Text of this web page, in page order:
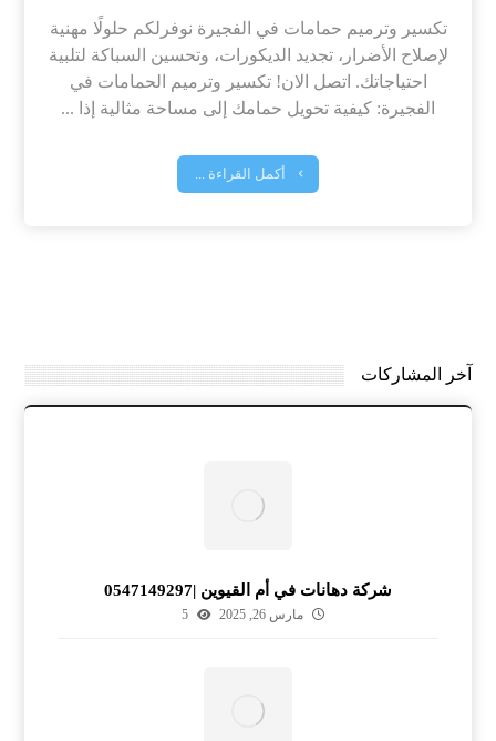
تكسير وترميم حمامات في الفجيرة نوفرلكم حلولًا مهنية
لإصلاح الأضرار، تجديد الديكورات، وتحسين السباكة لتلبية
احتياجاتك. اتصل الان! تكسير وترميم الحمامات في
الفجيرة: كيفية تحويل حمامك إلى مساحة مثالية إذا ...
أكمل القراءة ...
آخر المشاركات
شركة دهانات في أم القيوين |0547149297
مارس 26, 2025 5